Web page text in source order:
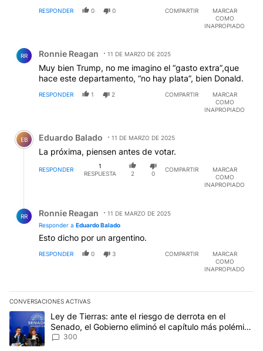
RESPONDER 0 0 COMPARTIR
MARCAR
COMO
INAPROPIADO
RR Ronnie Reagan 11 DE MARZO DE 2025
Muy bien Trump, no me imagino el “gasto extra”,que
hace este departamento, “no hay plata”, bien Donald.
RESPONDER 1 2 COMPARTIR
MARCAR
COMO
INAPROPIADO
Comentario de Eduardo Balado.
EB Eduardo Balado 11 DE MARZO DE 2025
La próxima, piensen antes de votar.
RESPONDER
1
RESPUESTA
2 0
COMPARTIR
MARCAR
COMO
INAPROPIADO
RR Ronnie Reagan
11 DE MARZO DE 2025
Responder a Eduardo Balado
Esto dicho por un argentino.
RESPONDER 0 3 COMPARTIR
MARCAR
COMO
INAPROPIADO
CONVERSACIONES ACTIVAS
Este listado muestra los artículos con más comentarios en los
Un artículo de tendencia con el título "Ley de Tierras: ante el
Ley de Tierras: ante el riesgo de derrota en el
Senado, el Gobierno eliminó el capítulo más polémico
del proyecto
300